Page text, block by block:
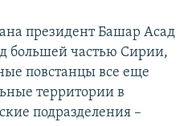
президент Башар Асад
большей частью Сирии,
повстанцы все еще
территории в
подразделения –